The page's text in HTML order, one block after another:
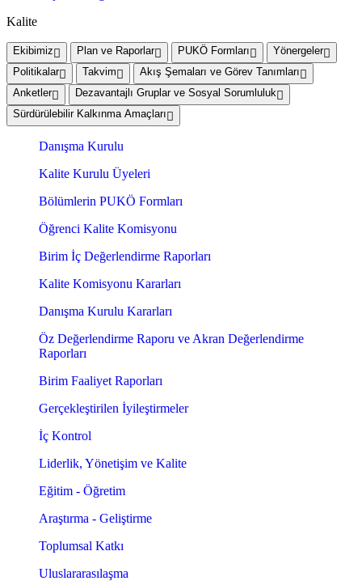
Kalite
Ekibimiz Plan ve Raporlar PUKÖ Formları
Yönergeler
Politikalar
Takvim
Akış Şemaları ve Görev Tanımları
Anketler
Dezavantajlı Gruplar ve Sosyal Sorumluluk
Sürdürülebilir Kalkınma Amaçları
Danışma Kurulu
Kalite Kurulu Üyeleri
Bölümlerin PUKÖ Formları
Öğrenci Kalite Komisyonu
Birim İç Değerlendirme Raporları
Kalite Komisyonu Kararları
Danışma Kurulu Kararları
Öz Değerlendirme Raporu ve Akran Değerlendirme
Raporları
Birim Faaliyet Raporları
Gerçekleştirilen İyileştirmeler
İç Kontrol
Liderlik, Yönetişim ve Kalite
Eğitim - Öğretim
Araştırma - Geliştirme
Toplumsal Katkı
Uluslararasılaşma